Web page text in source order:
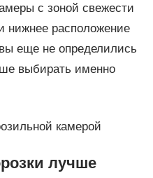
с зоной свежести
нижнее расположение
еще не определились
выбирать именно
камерой
лучше